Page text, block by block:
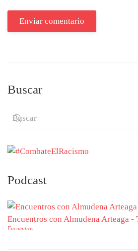
Enviar comentario
Buscar
Podcast
Encuentros con Almudena Arteaga -
Encuentros